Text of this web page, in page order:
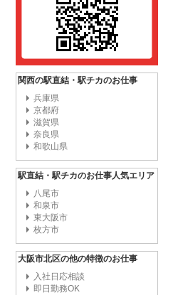
関西の駅直結・駅チカのお仕事
兵庫県
京都府
滋賀県
奈良県
和歌山県
駅直結・駅チカのお仕事人気エリア
八尾市
和泉市
東大阪市
枚方市
大阪市北区の他の特徴のお仕事
入社日応相談
即日勤務OK